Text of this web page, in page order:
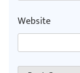
Website